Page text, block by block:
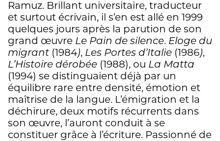
Ramuz. Brillant universitaire, traducteur
et surtout écrivain, il s’en est allé en 1999
quelques jours après la parution de son
grand œuvre Le Pain de silence. Eloge du
migrant (1984), Les Portes d’Italie (1986),
L’Histoire dérobée (1988), ou La Matta
(1994) se distinguaient déjà par un
équilibre rare entre densité, émotion et
maîtrise de la langue. L’émigration et la
déchirure, deux motifs récurrents dans
son œuvre, l’auront conduit à se
constituer grâce à l’écriture. Passionné de